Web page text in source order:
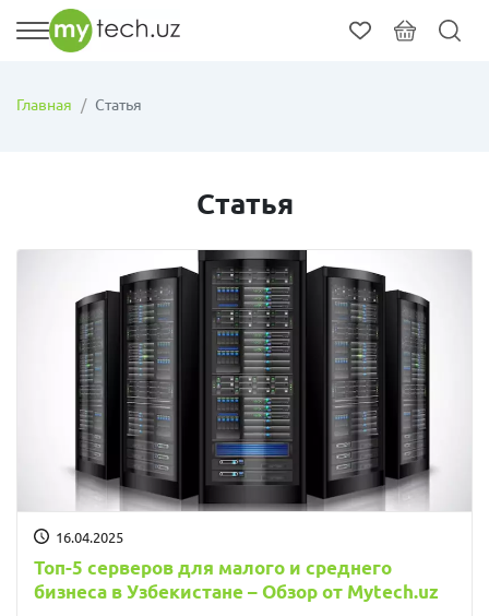
Главная Статья
Статья
16.04.2025
Топ-5 серверов для малого и среднего
бизнеса в Узбекистане – Обзор от Mytech.uz